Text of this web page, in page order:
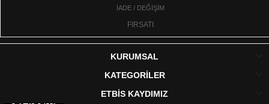
İADE / DEĞİŞİM
FIRSATI
KURUMSAL
KATEGORİLER
ETBİS KAYDIMIZ